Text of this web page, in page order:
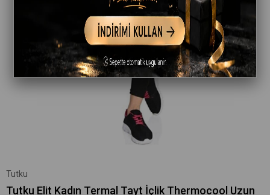
Tutku
Tutku Elit Kadın Termal Tayt İçlik Thermocool Uzun